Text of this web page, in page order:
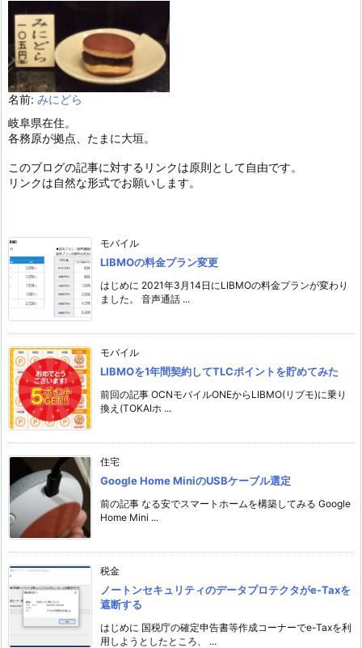
名前: みにどら
岐阜県在住。
各務原が拠点、たまに大垣。
このブログの記事に対するリンクは原則として自由です。
リンクは自然な形式でお願いします。
モバイル
LIBMOの料金プラン変更
はじめに 2021年3月14日にLIBMOの料金プランが変わり
ました。 音声通話 ...
モバイル
LIBMOを1年間契約してTLCポイントを貯めてみた
前回の記事 OCNモバイルONEからLIBMO(リブモ)に乗り
換え(TOKAIホ ...
住宅
Google Home MiniのUSBケーブル選定
前の記事 なる安でスマートホームを構築してみる Google
Home Mini ...
税金
ノートンセキュリティのデータプロテクタがe-Taxを
遮断する
はじめに 国税庁の確定申告書等作成コーナーでe-Taxを利
用しようとしたところ、 ...